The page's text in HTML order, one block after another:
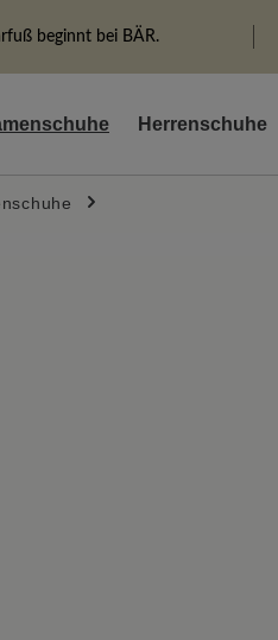
springen
beginnt bei BÄR.
Herrenschuhe